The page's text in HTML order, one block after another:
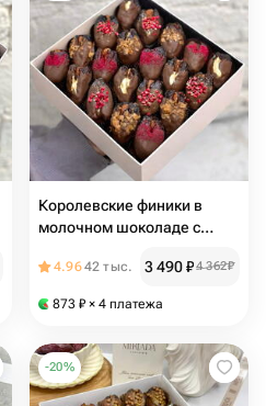
Королевские финики в
молочном шоколаде с
4.9642 тыс. 3 490₽4 362₽
873 ₽ × 4 платежа
-20%